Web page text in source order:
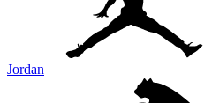
Jordan